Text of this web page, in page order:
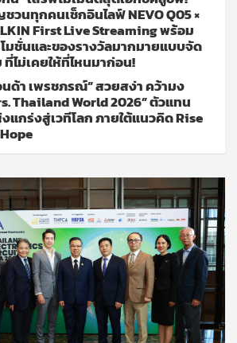
วนทุกคนเช็กอินไลฟ์ NEVO Q05 ×
First Live Streaming พร้อม
มชั่นและของรางวัลมากมายแบบจัด
ที่ไม่เคยให้ที่ไหนมาก่อน!
ด้า เพรชภรณ์” สวยสง่า คว้ามง
Thailand World 2026” ตัวแทน
กร่งสู่เวทีโลก ภายใต้แนวคิด Rise